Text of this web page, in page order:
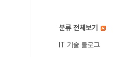
분류 전체보기
IT 기술 블로그